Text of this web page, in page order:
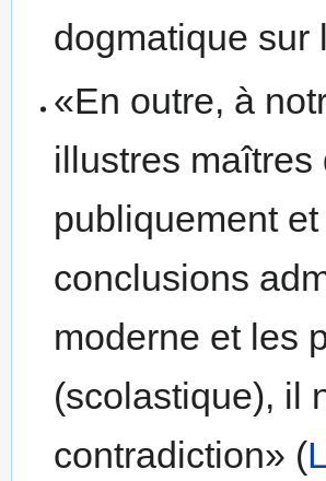
dogmatique sur
«En outre, à
illustres
publiquement
conclusions
moderne et les
(scolastique), il
contradiction» (